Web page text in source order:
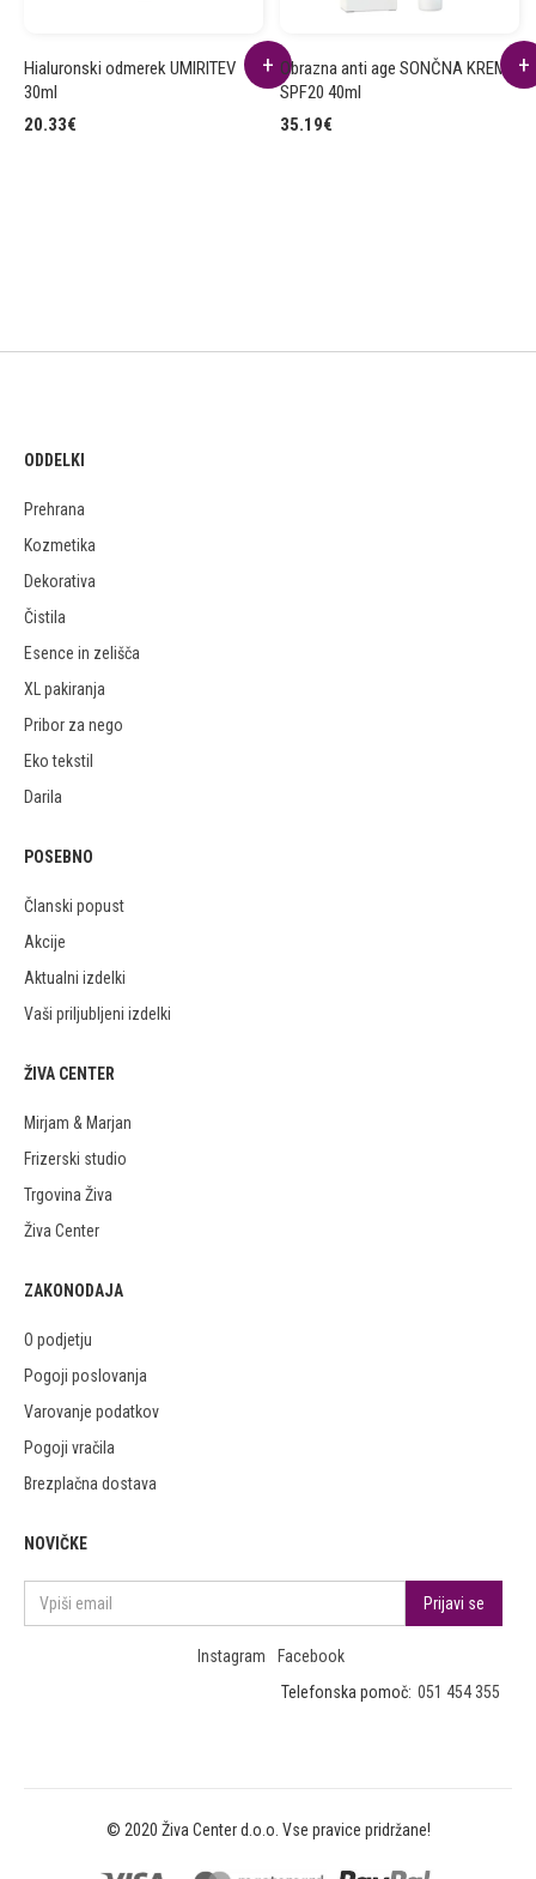
Hialuronski odmerek UMIRITEV
30ml
20.33€
Obrazna anti age SONČNA KREMA
SPF20 40ml
35.19€
ODDELKI
Prehrana
Kozmetika
Dekorativa
Čistila
Esence in zelišča
XL pakiranja
Pribor za nego
Eko tekstil
Darila
POSEBNO
Članski popust
Akcije
Aktualni izdelki
Vaši priljubljeni izdelki
ŽIVA CENTER
Mirjam & Marjan
Frizerski studio
Trgovina Živa
Živa Center
ZAKONODAJA
O podjetju
Pogoji poslovanja
Varovanje podatkov
Pogoji vračila
Brezplačna dostava
NOVIČKE
Instagram
Facebook
Telefonska pomoč: 051 454 355
© 2020 Živa Center d.o.o. Vse pravice pridržane!